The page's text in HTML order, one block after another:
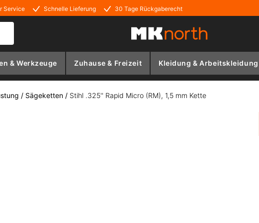
Service Schnelle Lieferung 30 Tage Rückgaberecht
& Werkzeuge Zuhause & Freizeit Kleidung & Arbeitskleidung
/ Sägeketten / Stihl .325'' Rapid Micro (RM), 1,5 mm Kette